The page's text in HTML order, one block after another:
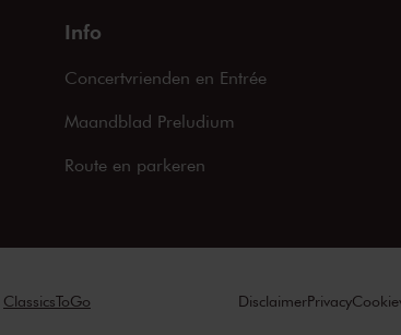
Info
Concertvrienden en Entrée
Maandblad Preludium
Route en parkeren
ClassicsToGo DisclaimerPrivacy